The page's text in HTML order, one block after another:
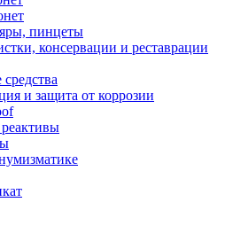
пинцеты
консервации и реставрации
и защита от коррозии